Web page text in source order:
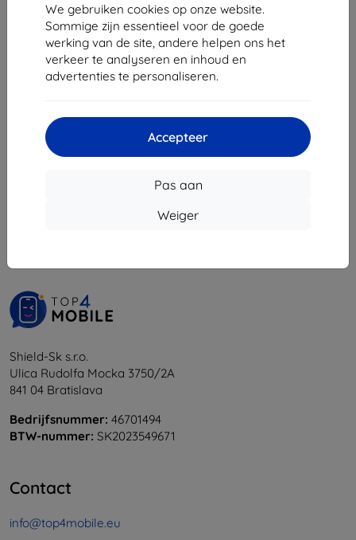
We gebruiken cookies op onze website.
Sommige zijn essentieel voor de goede
werking van de site, andere helpen ons het
verkeer te analyseren en inhoud en
advertenties te personaliseren.
Accepteer
Pas aan
Weiger
3MK ARC Motorola Moto Watch
70 beschermfolie voor het
volledige scherm
€ 13,90
€ 6,21
Shield-Sk s.r.o.
Ulica Rudolfa Mocka 3750/2A
841 04 Bratislava
Bedrijfsnummer: 46701494
BTW-nummer: SK2023549671
Contact
info@top4mobile.eu